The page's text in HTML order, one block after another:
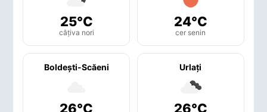
25°C
câțiva nori
24°C
cer senin
Boldeşti-Scăeni
26°C
Urlaţi
26°C